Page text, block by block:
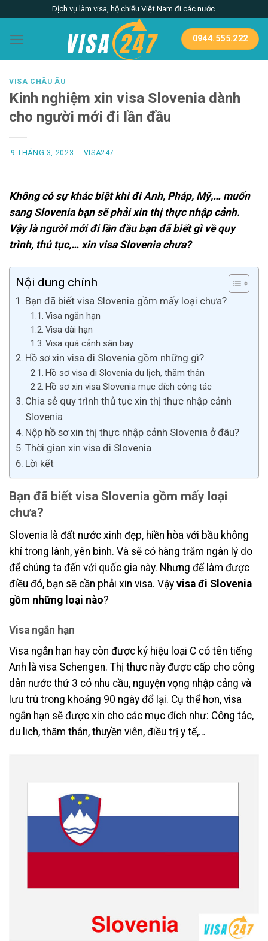
content
Dịch vụ làm visa, hộ chiếu Việt Nam đi các nước.
0944.555.222
VISA CHÂU ÂU
Kinh nghiệm xin visa Slovenia dành
cho người mới đi lần đầu
9 THÁNG 3, 2023 VISA247
Không có sự khác biệt khi đi Anh, Pháp, Mỹ,… muốn
sang Slovenia bạn sẽ phải xin thị thực nhập cảnh.
Vậy là người mới đi lần đầu bạn đã biết gì về quy
trình, thủ tục,… xin visa Slovenia chưa?
Nội dung chính
Bạn đã biết visa Slovenia gồm mấy loại chưa?
Visa ngắn hạn
Visa dài hạn
Visa quá cảnh sân bay
Hồ sơ xin visa đi Slovenia gồm những gì?
Hồ sơ visa đi Slovenia du lịch, thăm thân
Hồ sơ xin visa Slovenia mục đích công tác
Chia sẻ quy trình thủ tục xin thị thực nhập cảnh
Slovenia
Nộp hồ sơ xin thị thực nhập cảnh Slovenia ở đâu?
Thời gian xin visa đi Slovenia
Lời kết
Bạn đã biết visa Slovenia gồm mấy loại
chưa?
Slovenia là đất nước xinh đẹp, hiền hòa với bầu không
khí trong lành, yên bình. Và sẽ có hàng trăm ngàn lý do
để chúng ta đến với quốc gia này. Nhưng để làm được
điều đó, bạn sẽ cần phải xin visa. Vậy visa đi Slovenia
gồm những loại nào?
Visa ngắn hạn
Visa ngắn hạn hay còn được ký hiệu loại C có tên tiếng
Anh là visa Schengen. Thị thực này được cấp cho công
dân nước thứ 3 có nhu cầu, nguyện vọng nhập cảng và
lưu trú trong khoảng 90 ngày đổ lại. Cụ thể hơn, visa
ngắn hạn sẽ được xin cho các mục đích như: Công tác,
du lich, thăm thân, thuyền viên, điều trị y tế,…